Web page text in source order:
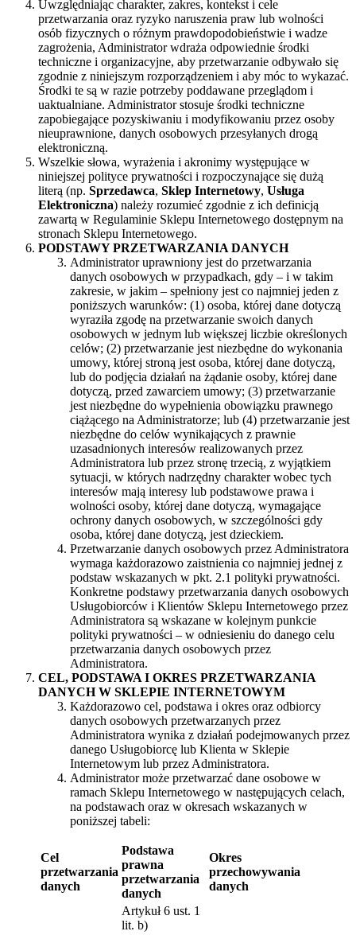
Uwzględniając charakter, zakres, kontekst i cele
przetwarzania oraz ryzyko naruszenia praw lub wolności
osób fizycznych o różnym prawdopodobieństwie i wadze
zagrożenia, Administrator wdraża odpowiednie środki
techniczne i organizacyjne, aby przetwarzanie odbywało się
zgodnie z niniejszym rozporządzeniem i aby móc to wykazać.
Środki te są w razie potrzeby poddawane przeglądom i
uaktualniane. Administrator stosuje środki techniczne
zapobiegające pozyskiwaniu i modyfikowaniu przez osoby
nieuprawnione, danych osobowych przesyłanych drogą
elektroniczną.
Wszelkie słowa, wyrażenia i akronimy występujące w
niniejszej polityce prywatności i rozpoczynające się dużą
literą (np. Sprzedawca, Sklep Internetowy, Usługa
Elektroniczna) należy rozumieć zgodnie z ich definicją
zawartą w Regulaminie Sklepu Internetowego dostępnym na
stronach Sklepu Internetowego.
PODSTAWY PRZETWARZANIA DANYCH
Administrator uprawniony jest do przetwarzania
danych osobowych w przypadkach, gdy – i w takim
zakresie, w jakim – spełniony jest co najmniej jeden z
poniższych warunków: (1) osoba, której dane dotyczą
wyraziła zgodę na przetwarzanie swoich danych
osobowych w jednym lub większej liczbie określonych
celów; (2) przetwarzanie jest niezbędne do wykonania
umowy, której stroną jest osoba, której dane dotyczą,
lub do podjęcia działań na żądanie osoby, której dane
dotyczą, przed zawarciem umowy; (3) przetwarzanie
jest niezbędne do wypełnienia obowiązku prawnego
ciążącego na Administratorze; lub (4) przetwarzanie jest
niezbędne do celów wynikających z prawnie
uzasadnionych interesów realizowanych przez
Administratora lub przez stronę trzecią, z wyjątkiem
sytuacji, w których nadrzędny charakter wobec tych
interesów mają interesy lub podstawowe prawa i
wolności osoby, której dane dotyczą, wymagające
ochrony danych osobowych, w szczególności gdy
osoba, której dane dotyczą, jest dzieckiem.
Przetwarzanie danych osobowych przez Administratora
wymaga każdorazowo zaistnienia co najmniej jednej z
podstaw wskazanych w pkt. 2.1 polityki prywatności.
Konkretne podstawy przetwarzania danych osobowych
Usługobiorców i Klientów Sklepu Internetowego przez
Administratora są wskazane w kolejnym punkcie
polityki prywatności – w odniesieniu do danego celu
przetwarzania danych osobowych przez
Administratora.
CEL, PODSTAWA I OKRES PRZETWARZANIA
DANYCH W SKLEPIE INTERNETOWYM
Każdorazowo cel, podstawa i okres oraz odbiorcy
danych osobowych przetwarzanych przez
Administratora wynika z działań podejmowanych przez
danego Usługobiorcę lub Klienta w Sklepie
Internetowym lub przez Administratora.
Administrator może przetwarzać dane osobowe w
ramach Sklepu Internetowego w następujących celach,
na podstawach oraz w okresach wskazanych w
poniższej tabeli:
Cel
przetwarzania
danych
Podstawa
prawna
przetwarzania
danych
Okres
przechowywania
danych
Artykuł 6 ust. 1
lit. b)